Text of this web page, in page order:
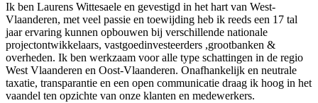
Ik ben Laurens Wittesaele en gevestigd in het hart van West-
Vlaanderen, met veel passie en toewijding heb ik reeds een 17 tal
jaar ervaring kunnen opbouwen bij verschillende nationale
projectontwikkelaars, vastgoedinvesteerders ,grootbanken &
overheden. Ik ben werkzaam voor alle type schattingen in de regio
West Vlaanderen en Oost-Vlaanderen. Onafhankelijk en neutrale
taxatie, transparantie en een open communicatie draag ik hoog in het
vaandel ten opzichte van onze klanten en medewerkers.